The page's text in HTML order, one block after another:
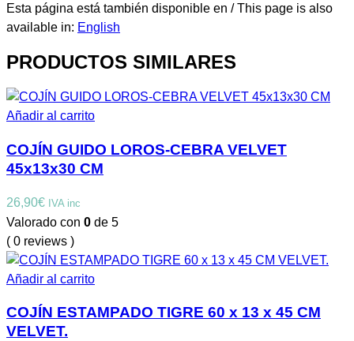
Esta página está también disponible en / This page is also
available in: English
PRODUCTOS SIMILARES
Añadir al carrito
COJÍN GUIDO LOROS-CEBRA VELVET
45x13x30 CM
26,90€ IVA inc
Valorado con 0 de 5
( 0 reviews )
Añadir al carrito
COJÍN ESTAMPADO TIGRE 60 x 13 x 45 CM
VELVET.